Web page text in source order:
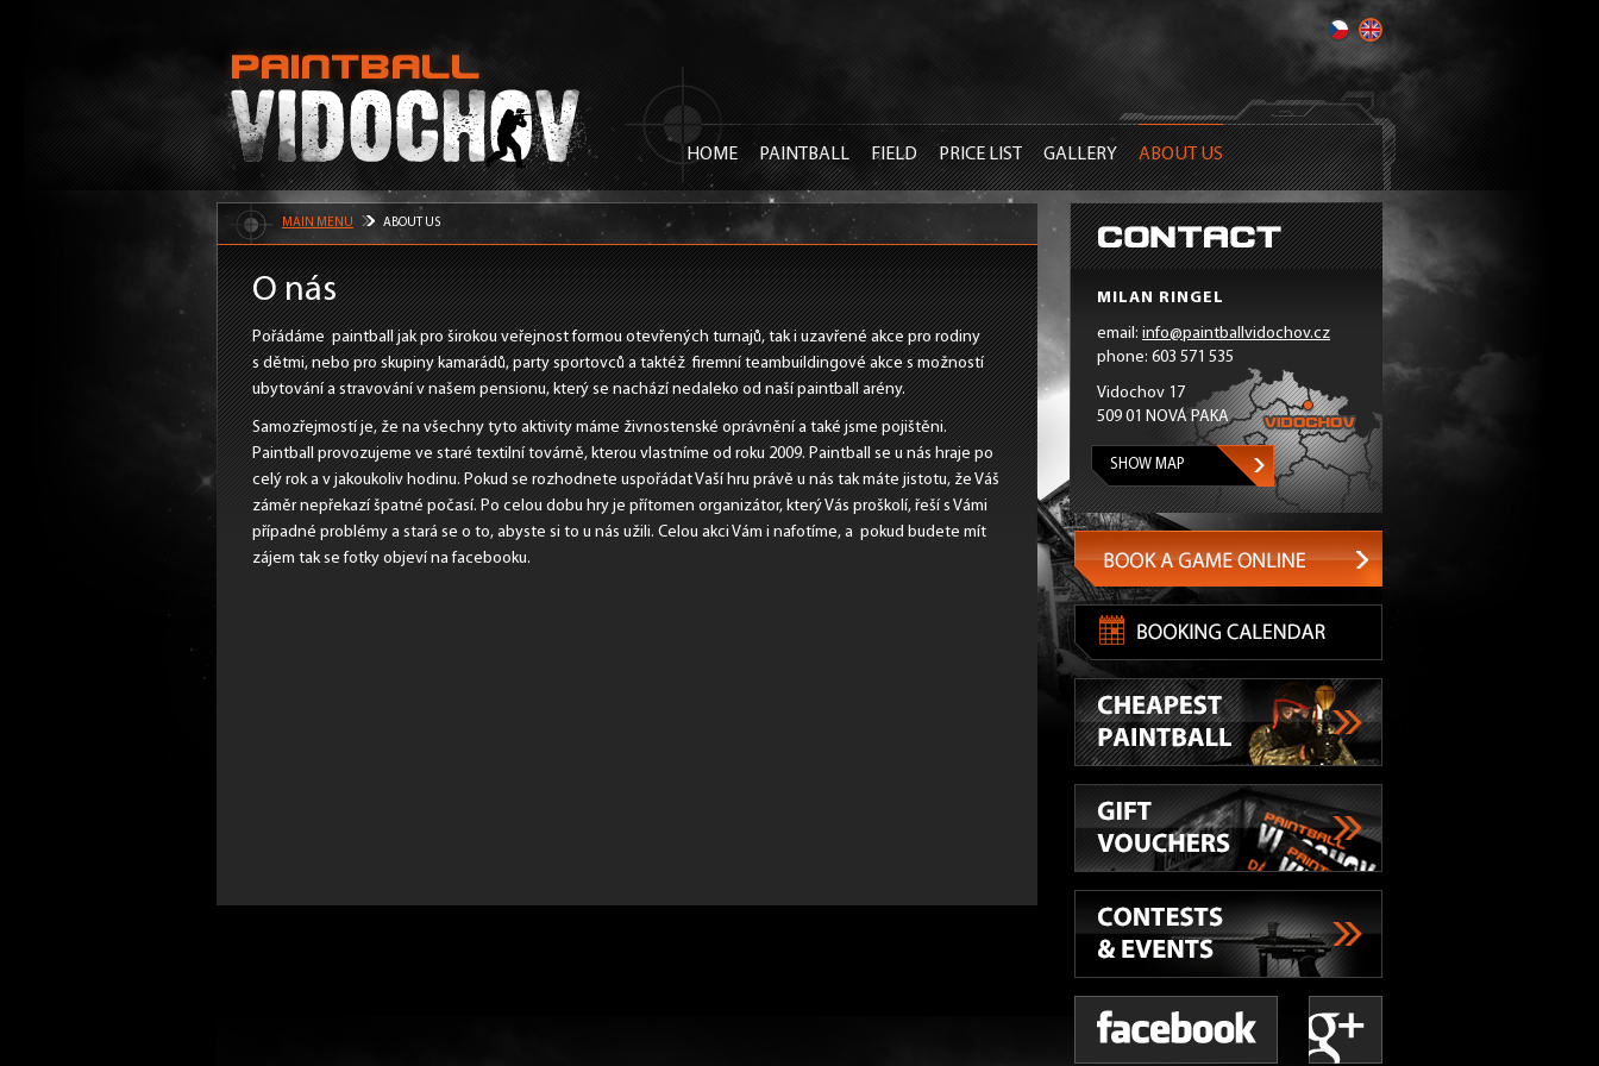
HOME PAINTBALL FIELD PRICE LIST GALLERY ABOUT US
CONTACTS
MILAN RINGEL
email: info@paintballvidochov.cz
phone: 603 571 535
Vidochov 17
509 01 NOVÁ PAKA
SHOW MAP
MAIN MENU ABOUT US
O nás
Pořádáme paintball jak pro širokou veřejnost formou otevřených turnajů, tak i uzavřené akce pro rodiny
s dětmi, nebo pro skupiny kamarádů, party sportovců a taktéž firemní teambuildingové akce s možností
ubytování a stravování v našem pensionu, který se nachází nedaleko od naší paintball arény.
Samozřejmostí je, že na všechny tyto aktivity máme živnostenské oprávnění a také jsme pojištěni.
Paintball provozujeme ve staré textilní továrně, kterou vlastníme od roku 2009. Paintball se u nás hraje po
celý rok a v jakoukoliv hodinu. Pokud se rozhodnete uspořádat Vaší hru právě u nás tak máte jistotu, že Váš
záměr nepřekazí špatné počasí. Po celou dobu hry je přítomen organizátor, který Vás proškolí, řeší s Vámi
případné problémy a stará se o to, abyste si to u nás užili. Celou akci Vám i nafotíme, a pokud budete mít
zájem tak se fotky objeví na facebooku.